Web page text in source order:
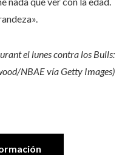
el lunes contra los Bulls:
NBAE vía Getty Images)